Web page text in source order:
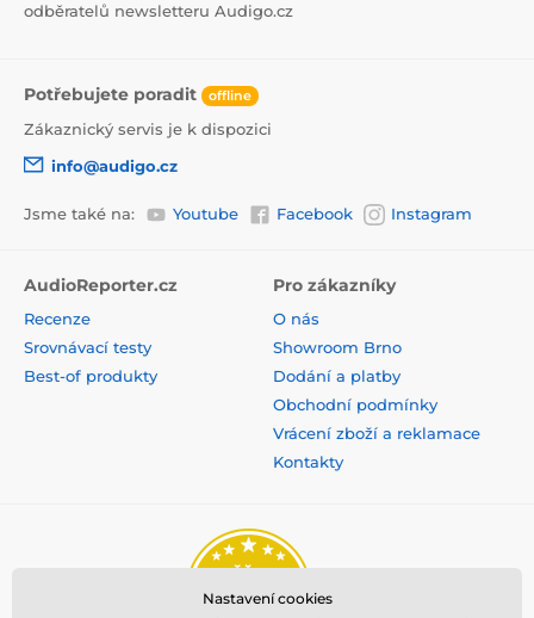
odběratelů newsletteru Audigo.cz
Potřebujete poradit offline
Zákaznický servis je k dispozici
info@audigo.cz
Jsme také na: Youtube Facebook Instagram
AudioReporter.cz
Recenze
Srovnávací testy
Best-of produkty
Pro zákazníky
O nás
Showroom Brno
Dodání a platby
Obchodní podmínky
Vrácení zboží a reklamace
Kontakty
Nastavení cookies